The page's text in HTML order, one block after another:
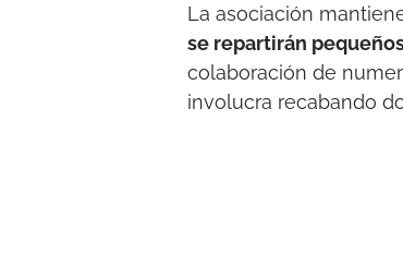
La asociación
se repartirán
colaboración de
involucra recabando